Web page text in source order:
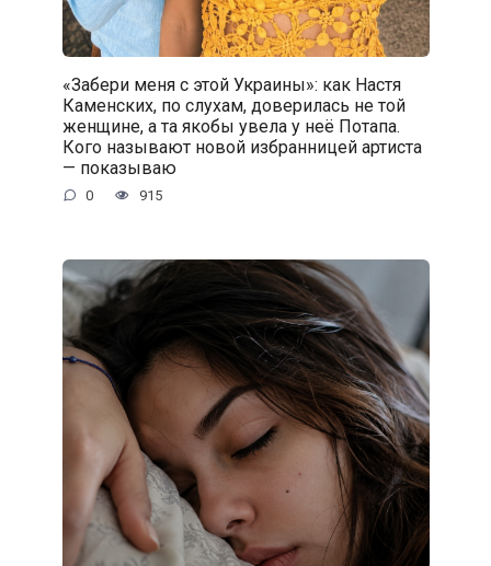
«Забери меня с этой Украины»: как Настя
Каменских, по слухам, доверилась не той
женщине, а та якобы увела у неё Потапа.
Кого называют новой избранницей артиста
— показываю
0 915